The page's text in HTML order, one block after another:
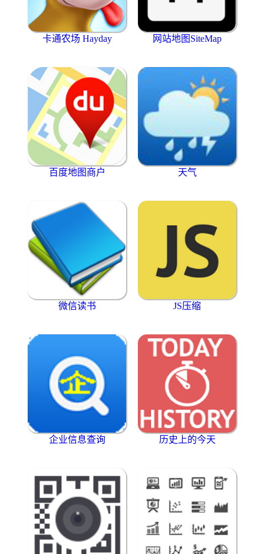
卡通农场 Hayday 网站地图SiteMap
百度地图商户 天气
微信读书 JS压缩
企业信息查询 历史上的今天